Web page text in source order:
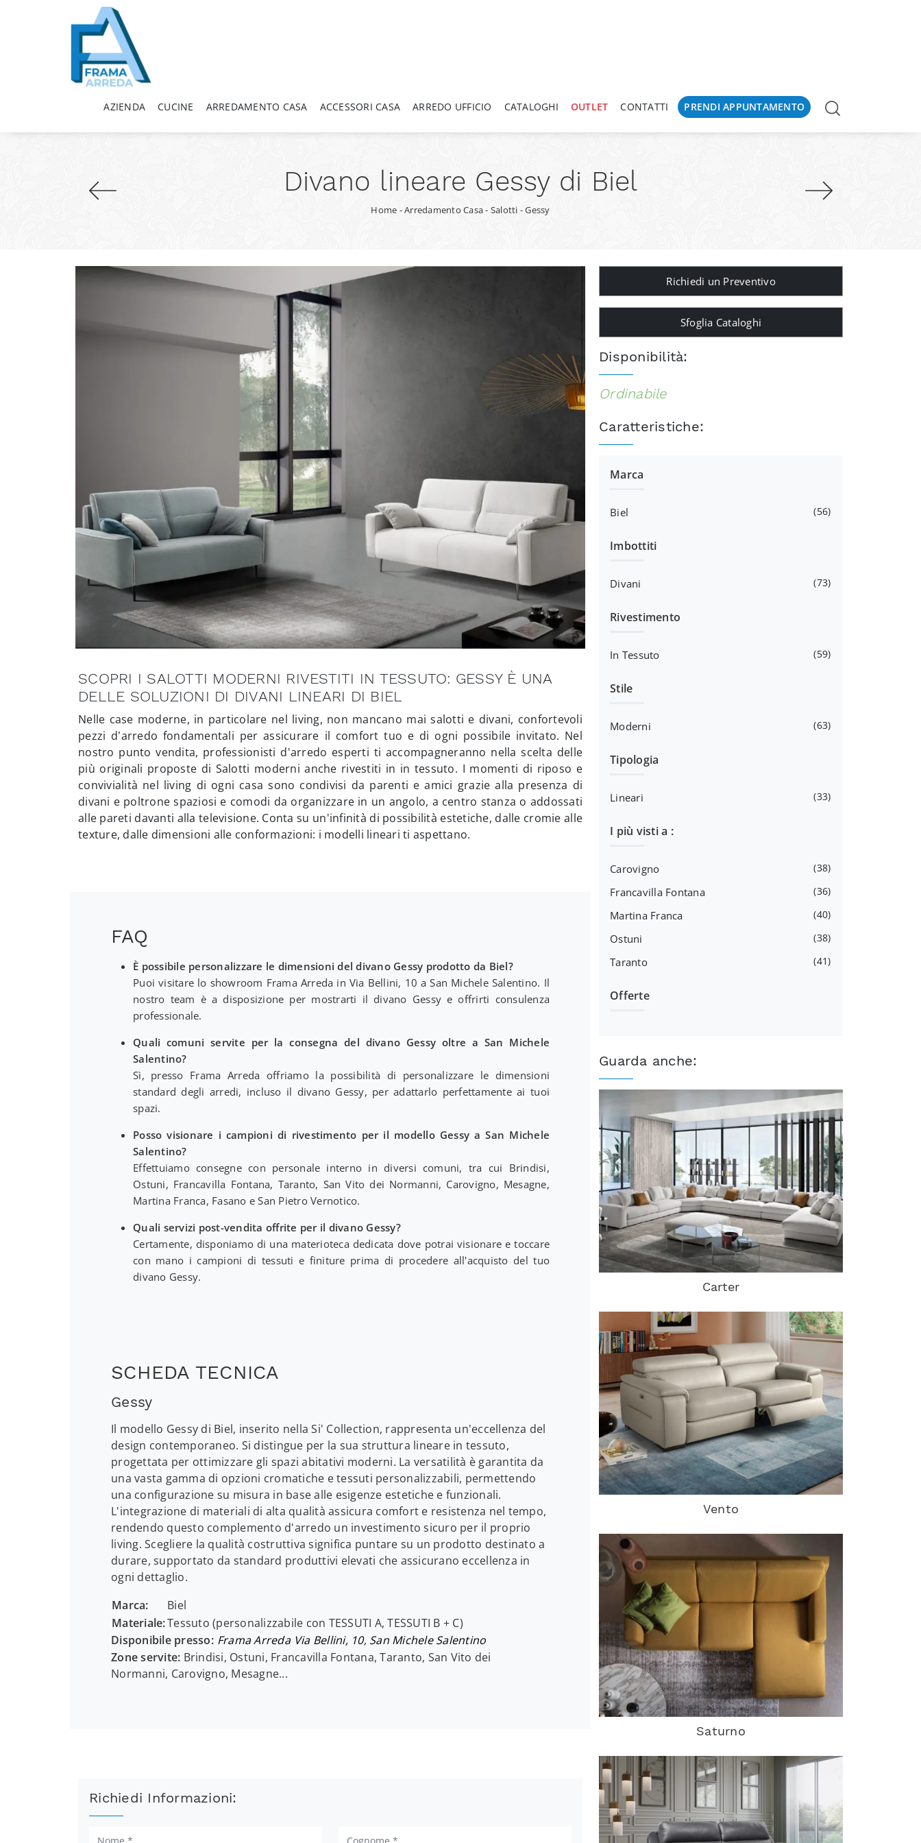
AZIENDA CUCINE ARREDAMENTO CASA ACCESSORI CASA ARREDO UFFICIO CATALOGHI OUTLET CONTATTI PRENDI APPUNTAMENTO
Divano lineare Gessy di Biel
Home -Arredamento Casa- Salotti -Gessy
SCOPRI I SALOTTI MODERNI RIVESTITI IN TESSUTO: GESSY È UNA
DELLE SOLUZIONI DI DIVANI LINEARI DI BIEL
Nelle case moderne, in particolare nel living, non mancano mai salotti e divani, confortevoli
pezzi d’arredo fondamentali per assicurare il comfort tuo e di ogni possibile invitato. Nel
nostro punto vendita, professionisti d'arredo esperti ti accompagneranno nella scelta delle
più originali proposte di Salotti moderni anche rivestiti in in tessuto. I momenti di riposo e
convivialità nel living di ogni casa sono condivisi da parenti e amici grazie alla presenza di
divani e poltrone spaziosi e comodi da organizzare in un angolo, a centro stanza o addossati
alle pareti davanti alla televisione. Conta su un'infinità di possibilità estetiche, dalle cromie alle
texture, dalle dimensioni alle conformazioni: i modelli lineari ti aspettano.
FAQ
È possibile personalizzare le dimensioni del divano Gessy prodotto da Biel?
Puoi visitare lo showroom Frama Arreda in Via Bellini, 10 a San Michele Salentino. Il
nostro team è a disposizione per mostrarti il divano Gessy e offrirti consulenza
professionale.
Quali comuni servite per la consegna del divano Gessy oltre a San Michele
Salentino?
Sì, presso Frama Arreda offriamo la possibilità di personalizzare le dimensioni
standard degli arredi, incluso il divano Gessy, per adattarlo perfettamente ai tuoi
spazi.
Posso visionare i campioni di rivestimento per il modello Gessy a San Michele
Salentino?
Effettuiamo consegne con personale interno in diversi comuni, tra cui Brindisi,
Ostuni, Francavilla Fontana, Taranto, San Vito dei Normanni, Carovigno, Mesagne,
Martina Franca, Fasano e San Pietro Vernotico.
Quali servizi post-vendita offrite per il divano Gessy?
Certamente, disponiamo di una materioteca dedicata dove potrai visionare e toccare
con mano i campioni di tessuti e finiture prima di procedere all'acquisto del tuo
divano Gessy.
SCHEDA TECNICA
Gessy
Il modello Gessy di Biel, inserito nella Si' Collection, rappresenta un'eccellenza del
design contemporaneo. Si distingue per la sua struttura lineare in tessuto,
progettata per ottimizzare gli spazi abitativi moderni. La versatilità è garantita da
una vasta gamma di opzioni cromatiche e tessuti personalizzabili, permettendo
una configurazione su misura in base alle esigenze estetiche e funzionali.
L'integrazione di materiali di alta qualità assicura comfort e resistenza nel tempo,
rendendo questo complemento d'arredo un investimento sicuro per il proprio
living. Scegliere la qualità costruttiva significa puntare su un prodotto destinato a
durare, supportato da standard produttivi elevati che assicurano eccellenza in
ogni dettaglio.
Marca:
Biel
Materiale:Tessuto (personalizzabile con TESSUTI A, TESSUTI B + C)
Disponibile presso: Frama Arreda Via Bellini, 10, San Michele Salentino
Zone servite: Brindisi, Ostuni, Francavilla Fontana, Taranto, San Vito dei
Normanni, Carovigno, Mesagne...
Richiedi Informazioni:
Richiedi un Preventivo
Sfoglia Cataloghi
Disponibilità:
Ordinabile
Caratteristiche:
Marca
Biel 56
Imbottiti
Divani 73
Rivestimento
In Tessuto 59
Stile
Moderni 63
Tipologia
Lineari 33
I più visti a :
Carovigno 38
Francavilla Fontana 36
Martina Franca 40
Ostuni 38
Taranto 41
Offerte
Guarda anche:
Carter
Vento
Saturno